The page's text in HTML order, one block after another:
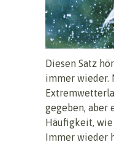
Diesen Satz
immer wieder.
gegeben, aber
Häufigkeit,
Immer wieder